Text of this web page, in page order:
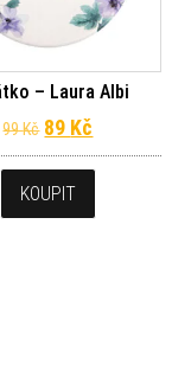
Kč.
– Laura Albi
99Kč Původní cena
89 Kč
KOUPIT